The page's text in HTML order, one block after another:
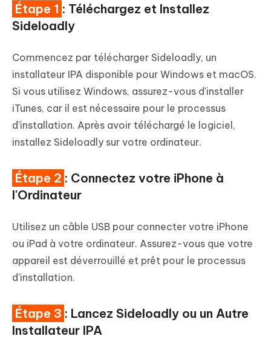
Étape 1 : Téléchargez et Installez
Sideloadly
Commencez par télécharger Sideloadly, un
installateur IPA disponible pour Windows et macOS.
Si vous utilisez Windows, assurez-vous d'installer
iTunes, car il est nécessaire pour le processus
d'installation. Après avoir téléchargé le logiciel,
installez Sideloadly sur votre ordinateur.
Étape 2 : Connectez votre iPhone à
l'Ordinateur
Utilisez un câble USB pour connecter votre iPhone
ou iPad à votre ordinateur. Assurez-vous que votre
appareil est déverrouillé et prêt pour le processus
d'installation.
Étape 3 : Lancez Sideloadly ou un Autre
Installateur IPA